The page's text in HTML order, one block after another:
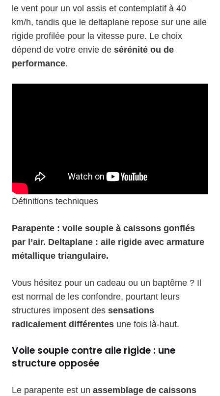
le vent pour un vol assis et contemplatif à 40
km/h, tandis que le deltaplane repose sur une aile
rigide profilée pour la vitesse pure. Le choix
dépend de votre envie de sérénité ou de
performance.
Définitions techniques
Parapente : voile souple à caissons gonflés
par l’air. Deltaplane : aile rigide avec armature
métallique triangulaire.
Vous hésitez pour un cadeau ou un baptême ? Il
est normal de les confondre, pourtant leurs
structures imposent des sensations
radicalement différentes une fois là-haut.
Voile souple contre aile rigide : une
structure opposée
Le parapente est un assemblage de caissons